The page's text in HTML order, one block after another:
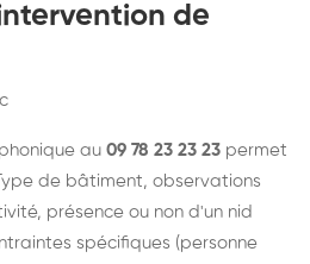
de
au 09 78 23 23 23 permet
de bâtiment, observations
présence ou non d'un nid
spécifiques (personne